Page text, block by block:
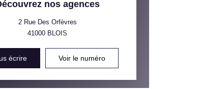
nos agences
2 Rue Des Orfèvres
41000 BLOIS
écrire Voir le numéro